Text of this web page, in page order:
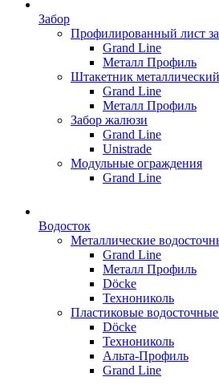
Забор
Профилированный лист
Grand Line
Металл Профиль
Штакетник металлический
Grand Line
Металл Профиль
Забор жалюзи
Grand Line
Unistrade
Модульные ограждения
Grand Line
Водосток
Металлические
Grand Line
Металл Профиль
Döсkе
Технониколь
Пластиковые
Döcke
Технониколь
Альта-Профиль
Grand Line